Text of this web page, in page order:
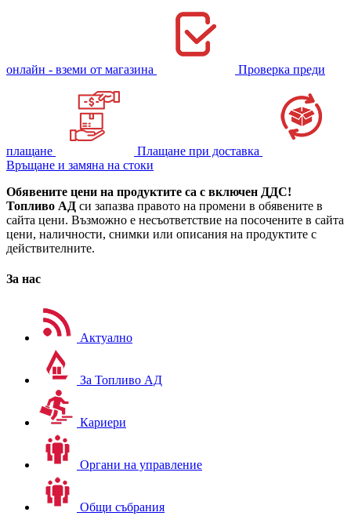
онлайн - вземи от магазина Проверка преди
плащане
Плащане при доставка
Връщане и замяна на стоки
Обявените цени на продуктите са с включен ДДС!
Топливо АД си запазва правото на промени в обявените в
сайта цени. Възможно е несъответствие на посочените в сайта
цени, наличности, снимки или описания на продуктите с
действителните.
За нас
Актуално
За Топливо АД
Кариери
Органи на управление
Общи събрания